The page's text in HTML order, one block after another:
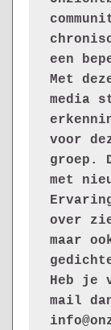
een
Met
media
voor
groep.
met
over
maar
Heb je
mail